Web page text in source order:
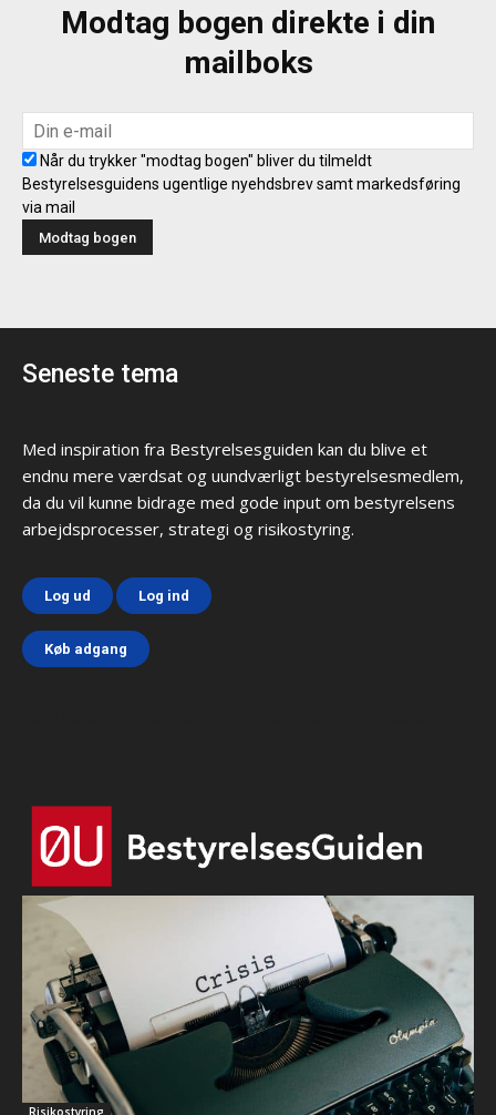
Modtag bogen direkte i din
mailboks
Når du trykker "modtag bogen" bliver du tilmeldt
Bestyrelsesguidens ugentlige nyehdsbrev samt markedsføring
via mail
Seneste tema
Med inspiration fra Bestyrelsesguiden kan du blive et
endnu mere værdsat og uundværligt bestyrelsesmedlem,
da du vil kunne bidrage med gode input om bestyrelsens
arbejdsprocesser, strategi og risikostyring.
Log ud Log ind
Køb adgang